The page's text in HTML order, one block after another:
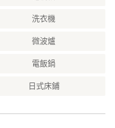
洗衣機
微波爐
電飯鍋
日式床鋪